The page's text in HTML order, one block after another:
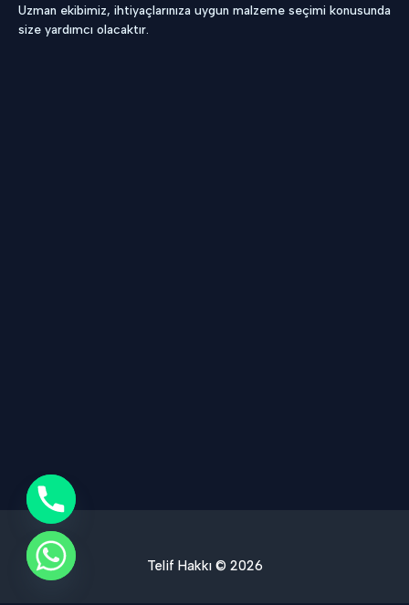
Uzman ekibimiz, ihtiyaçlarınıza uygun malzeme seçimi konusunda
size yardımcı olacaktır.
Telif Hakkı © 2026